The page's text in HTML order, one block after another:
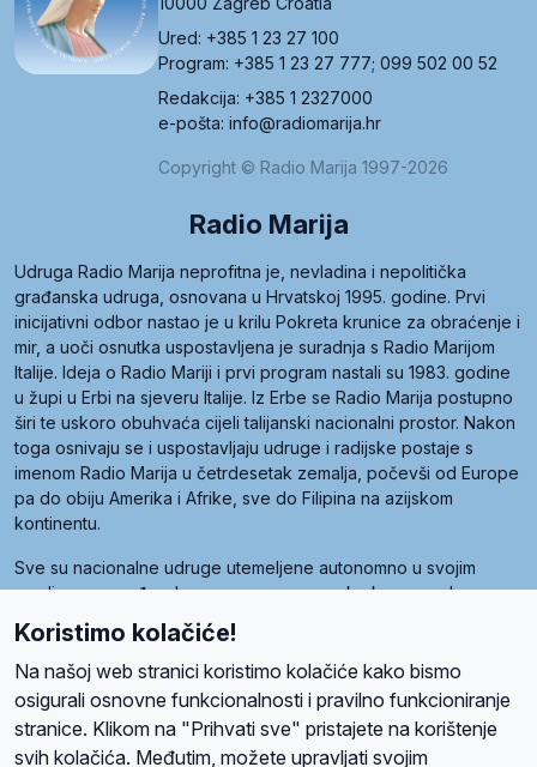
Ured: +385 1 23 27 100
Program: +385 1 23 27 777; 099 502 00 52
Redakcija: +385 1 2327000
e-pošta: info@radiomarija.hr
Copyright © Radio Marija 1997-2026
Radio Marija
Udruga Radio Marija neprofitna je, nevladina i nepolitička
građanska udruga, osnovana u Hrvatskoj 1995. godine. Prvi
inicijativni odbor nastao je u krilu Pokreta krunice za obraćenje i
mir, a uoči osnutka uspostavljena je suradnja s Radio Marijom
Italije. Ideja o Radio Mariji i prvi program nastali su 1983. godine
u župi u Erbi na sjeveru Italije. Iz Erbe se Radio Marija postupno
širi te uskoro obuhvaća cijeli talijanski nacionalni prostor. Nakon
toga osnivaju se i uspostavljaju udruge i radijske postaje s
imenom Radio Marija u četrdesetak zemalja, počevši od Europe
pa do obiju Amerika i Afrike, sve do Filipina na azijskom
kontinentu.
Sve su nacionalne udruge utemeljene autonomno u svojim
zemljama, a međusobna su povezane preko krovne udruge
pod nazivom Svjetska obitelj Radio Marije (World Family of
Radio Maria). Svjetsku obitelj utemeljilo je sedam članica, među
kojima je i hrvatska Udruga Radio Marija.
Koristimo kolačiće!
Na našoj web stranici koristimo kolačiće kako bismo
osigurali osnovne funkcionalnosti i pravilno funkcioniranje
stranice. Klikom na "Prihvati sve" pristajete na korištenje
svih kolačića. Međutim, možete upravljati svojim